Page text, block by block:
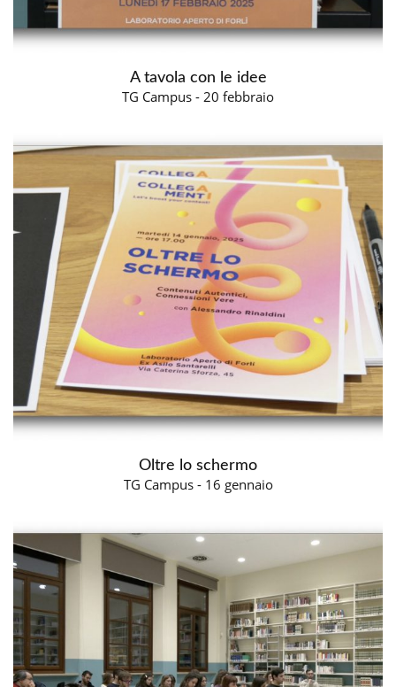
A tavola con le idee
TG Campus - 20 febbraio
Oltre lo schermo
TG Campus - 16 gennaio